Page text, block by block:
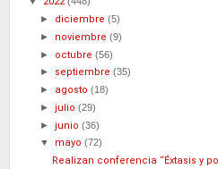
► diciembre(5)
► noviembre(9)
► octubre(56)
► septiembre(35)
► agosto(18)
►julio(29)
►junio(36)
▼ mayo(72)
Realizan conferencia “Éxtasis y